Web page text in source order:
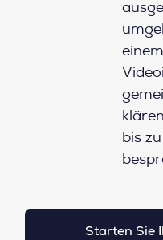
bis
Starten Sie